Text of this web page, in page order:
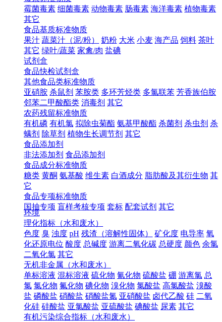
霉菌毒素 细菌毒素 动物毒素 肠毒素 海洋毒素 植物毒素
其它
食品基质标准物质
果汁 蔬菜汁（泥/粉） 奶粉 大米 小麦 海产品 饲料 茶叶
其它 绿叶/蔬菜 家禽/肉 盐碘
试剂盒
食品快检试剂盒
其他食品类标准物质
亚硝胺 杀鼠剂 苯胺类 多环芳烃类 多氯联苯 芳香族伯胺
邻苯二甲酸酯类 消毒剂 其它
农药残留标准物质
有机磷 有机氯 拟除虫菊酯 氨基甲酸酯 杀菌剂 杀虫剂 杀
螨剂 除草剂 植物生长调节剂 其它
食品添加剂
非法添加剂 食品添加剂
食品成分标准物质
糖类 黄酮 氨基酸 维生素 白酒成分 脂肪酸及其衍生物 其
它
食品专项标准物质
国抽专项 盲样考核专项 套标 配套试剂 其它
环境
理化指标（水和废水）
色度 臭 浊度 pH 残渣（溶解性固体） 矿化度 电导率 氧
化还原电位 酸度 总碱度 游离二氧化碳 总硬度 颜色 余氯
二氧化氯 其它
无机非金属（水和废水）
单标溶液 混标溶液 硫化物 氰化物 硫酸盐 硼 游离氯 总
氯 氯化物 氟化物 碘化物 溴化物 氯酸盐 高氯酸盐 溴酸
盐 磷酸盐 硝酸盐 硝酸盐氮 亚硝酸盐 卤代乙酸 硅 二氧
化硅 硅酸盐 亚氯酸盐 亚硫酸盐 碘酸盐 尿素 其它
有机污染综合指标（水和废水）